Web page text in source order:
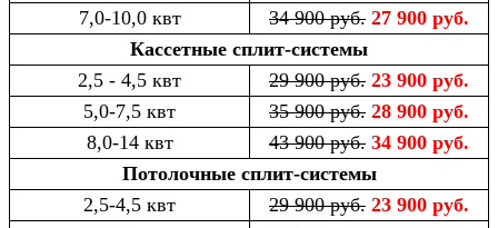
7,0-10,0 квт
34 900 руб. 27 900 руб.
Кассетные сплит-системы
2,5 - 4,5 квт
29 900 руб. 23 900 руб.
5,0-7,5 квт
35 900 руб. 28 900 руб.
8,0-14 квт
43 900 руб. 34 900 руб.
Потолочные сплит-системы
2,5-4,5 квт
29 900 руб. 23 900 руб.